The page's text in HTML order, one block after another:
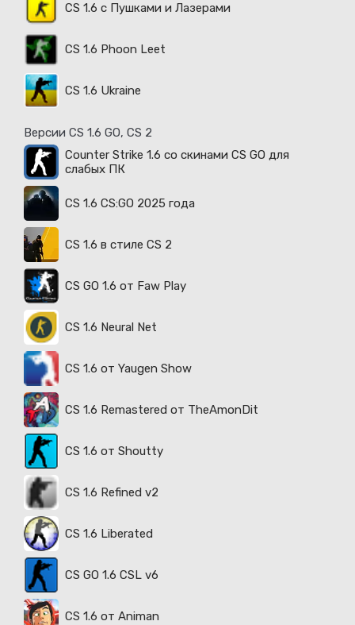
CS 1.6 с Пушками и Лазерами
CS 1.6 Phoon Leet
CS 1.6 Ukraine
Версии CS 1.6 GO, CS 2
Counter Strike 1.6 со скинами CS GO для
слабых ПК
CS 1.6 CS:GO 2025 года
CS 1.6 в стиле CS 2
CS GO 1.6 от Faw Play
CS 1.6 Neural Net
CS 1.6 от Yaugen Show
CS 1.6 Remastered от TheAmonDit
CS 1.6 от Shoutty
CS 1.6 Refined v2
CS 1.6 Liberated
CS GO 1.6 CSL v6
CS 1.6 от Animan